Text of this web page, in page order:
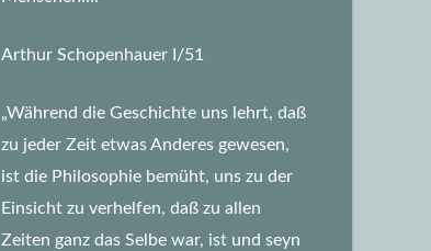
Arthur Schopenhauer I/51
„Während die Geschichte uns lehrt, daß
zu jeder Zeit etwas Anderes gewesen,
ist die Philosophie bemüht, uns zu der
Einsicht zu verhelfen, daß zu allen
Zeiten ganz das Selbe war, ist und seyn